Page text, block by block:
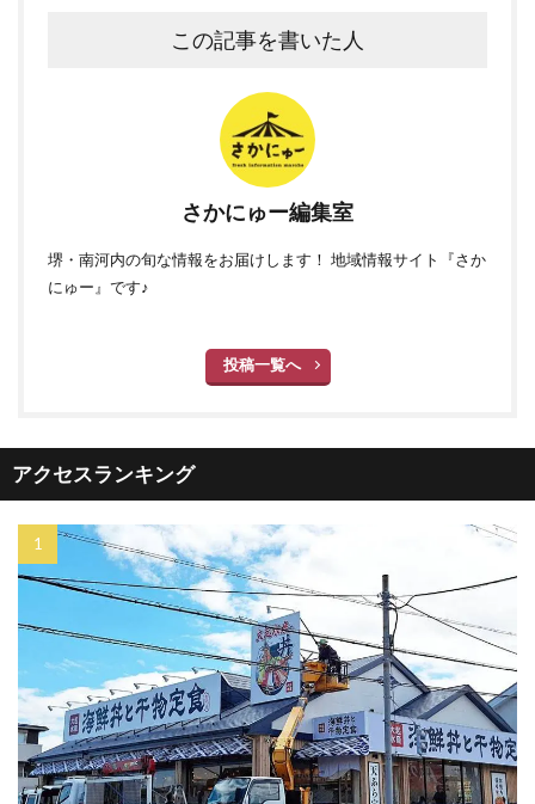
この記事を書いた人
さかにゅー編集室
堺・南河内の旬な情報をお届けします！ 地域情報サイト『さか
にゅー』です♪
投稿一覧へ
アクセスランキング